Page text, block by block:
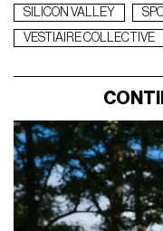
SILICON VALLEY
VESTIAIRE COLLECTIVE